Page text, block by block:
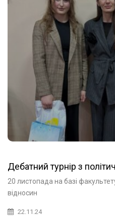
Дебатний турнір з
20 листопада на базі
відносин
22.11.24